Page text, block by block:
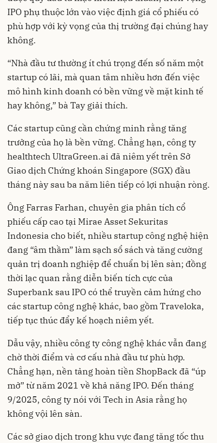
IPO phụ thuộc lớn vào việc định giá cổ phiếu có
phù hợp với kỳ vọng của thị trường đại chúng hay
không.
“Nhà đầu tư thường ít chú trọng đến số năm một
startup có lãi, mà quan tâm nhiều hơn đến việc
mô hình kinh doanh có bền vững về mặt kinh tế
hay không,” bà Tay giải thích.
Các startup cũng cần chứng minh rằng tăng
trưởng của họ là bền vững. Chẳng hạn, công ty
healthtech UltraGreen.ai đã niêm yết trên Sở
Giao dịch Chứng khoán Singapore (SGX) đầu
tháng này sau ba năm liên tiếp có lợi nhuận ròng.
Ông Farras Farhan, chuyên gia phân tích cổ
phiếu cấp cao tại Mirae Asset Sekuritas
Indonesia cho biết, nhiều startup công nghệ hiện
đang “âm thầm” làm sạch sổ sách và tăng cường
quản trị doanh nghiệp để chuẩn bị lên sàn; đồng
thời lạc quan rằng diễn biến tích cực của
Superbank sau IPO có thể truyền cảm hứng cho
các startup công nghệ khác, bao gồm Traveloka,
tiếp tục thúc đẩy kế hoạch niêm yết.
Dẫu vậy, nhiều công ty công nghệ khác vẫn đang
chờ thời điểm và cơ cấu nhà đầu tư phù hợp.
Chẳng hạn, nền tảng hoàn tiền ShopBack đã “úp
mở” từ năm 2021 về khả năng IPO. Đến tháng
9/2025, công ty nói với Tech in Asia rằng họ
không vội lên sàn.
Các sở giao dịch trong khu vực đang tăng tốc thu